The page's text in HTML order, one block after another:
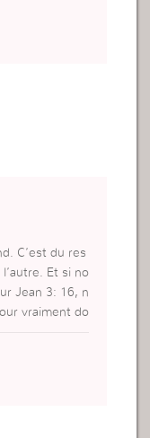
pour no
C’est du res
Et si no
Jean 3: 16, n
vraiment do
la rancune e